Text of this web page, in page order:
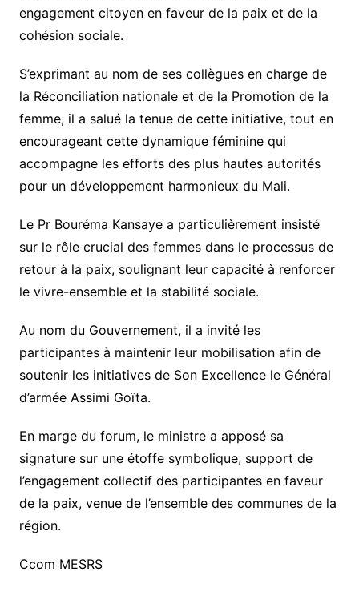
engagement citoyen en faveur de la paix et de la
cohésion sociale.
S’exprimant au nom de ses collègues en charge de
la Réconciliation nationale et de la Promotion de la
femme, il a salué la tenue de cette initiative, tout en
encourageant cette dynamique féminine qui
accompagne les efforts des plus hautes autorités
pour un développement harmonieux du Mali.
Le Pr Bouréma Kansaye a particulièrement insisté
sur le rôle crucial des femmes dans le processus de
retour à la paix, soulignant leur capacité à renforcer
le vivre-ensemble et la stabilité sociale.
Au nom du Gouvernement, il a invité les
participantes à maintenir leur mobilisation afin de
soutenir les initiatives de Son Excellence le Général
d’armée Assimi Goïta.
En marge du forum, le ministre a apposé sa
signature sur une étoffe symbolique, support de
l’engagement collectif des participantes en faveur
de la paix, venue de l’ensemble des communes de la
région.
Ccom MESRS